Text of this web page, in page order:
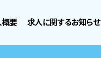
要 求人に関するお知らせ